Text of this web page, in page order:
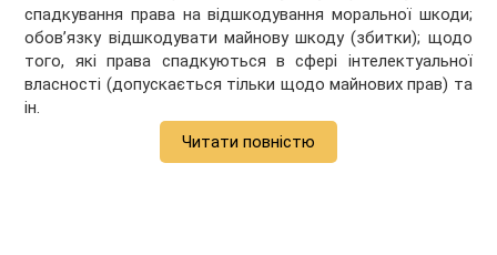
спадкування права на відшкодування моральної шкоди;
обов’язку відшкодувати майнову шкоду (збитки); щодо
того, які права спадкуються в сфері інтелектуальної
власності (допускається тільки щодо майнових прав) та
ін.
Читати повністю